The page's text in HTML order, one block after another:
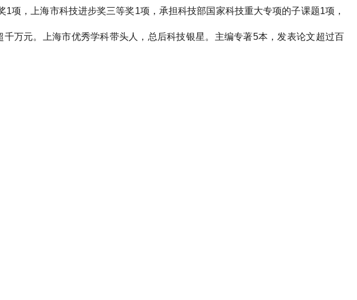
1项，上海市科技进步奖三等奖1项，承担科技部国家科技重大专项的子课题1项，
千万元。上海市优秀学科带头人，总后科技银星。主编专著5本，发表论文超过百